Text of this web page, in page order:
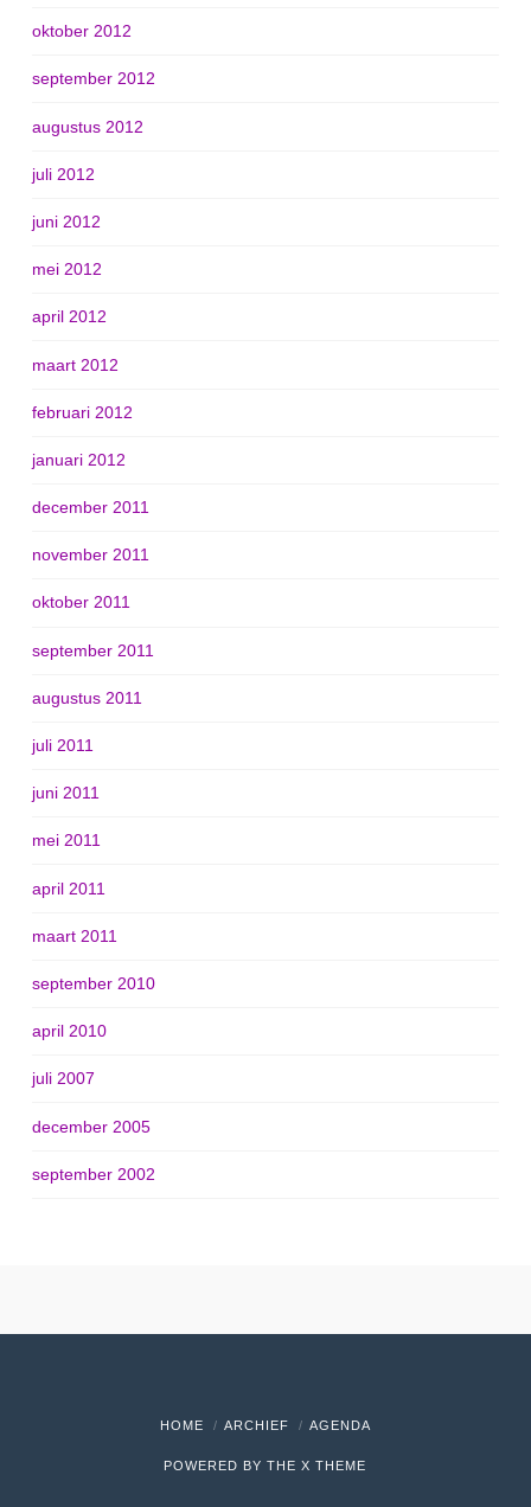
oktober 2012
september 2012
augustus 2012
juli 2012
juni 2012
mei 2012
april 2012
maart 2012
februari 2012
januari 2012
december 2011
november 2011
oktober 2011
september 2011
augustus 2011
juli 2011
juni 2011
mei 2011
april 2011
maart 2011
september 2010
april 2010
juli 2007
december 2005
september 2002
HOME ARCHIEF AGENDA
POWERED BY THEX THEME